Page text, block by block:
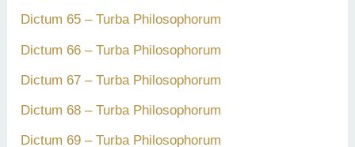
Dictum 65 – Turba Philosophorum
Dictum 66 – Turba Philosophorum
Dictum 67 – Turba Philosophorum
Dictum 68 – Turba Philosophorum
Dictum 69 – Turba Philosophorum